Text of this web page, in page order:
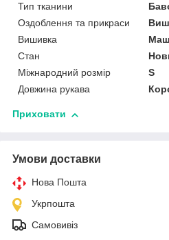
Тип тканини
Оздоблення та прикраси
Вишивка
Стан
Міжнародний розмір
S
Довжина рукава
Приховати
Умови доставки
Нова Пошта
Укрпошта
Самовивіз